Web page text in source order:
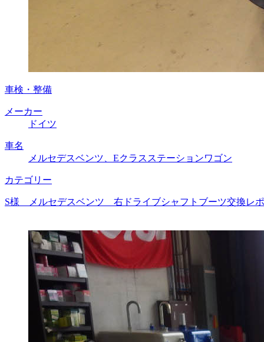
車検・整備
メーカー
ドイツ
車名
メルセデスベンツ、Eクラスステーションワゴン
カテゴリー
S様 メルセデスベンツ 右ドライブシャフトブーツ交換レ